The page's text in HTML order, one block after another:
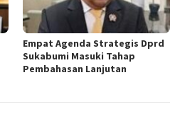
Empat Agenda Strategis Dprd
Sukabumi Masuki Tahap
Pembahasan Lanjutan